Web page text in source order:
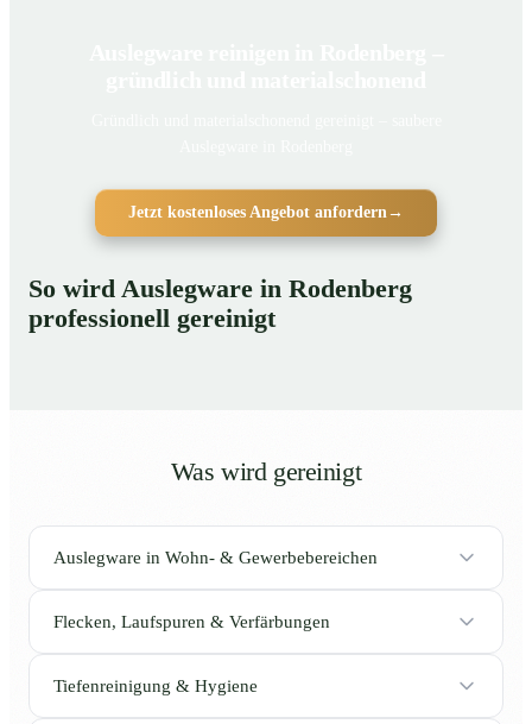
Jetzt kostenloses Angebot anfordern→
So wird Auslegware in Rodenberg
professionell gereinigt
Was wird gereinigt
Auslegware in Wohn- & Gewerbebereichen
Flecken, Laufspuren & Verfärbungen
Tiefenreinigung & Hygiene